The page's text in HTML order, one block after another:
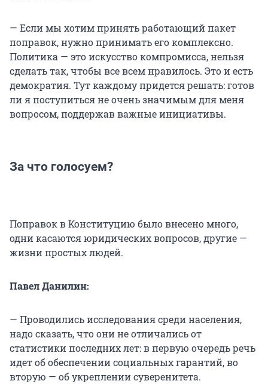
— Если мы хотим принять работающий пакет
поправок, нужно принимать его комплексно.
Политика — это искусство компромисса, нельзя
сделать так, чтобы все всем нравилось. Это и есть
демократия. Тут каждому придется решать: готов
ли я поступиться не очень значимым для меня
вопросом, поддержав важные инициативы.
За что голосуем?
Поправок в Конституцию было внесено много,
одни касаются юридических вопросов, другие —
жизни простых людей.
Павел Данилин:
— Проводились исследования среди населения,
надо сказать, что они не отличались от
статистики последних лет: в первую очередь речь
идет об обеспечении социальных гарантий, во
вторую — об укреплении суверенитета.